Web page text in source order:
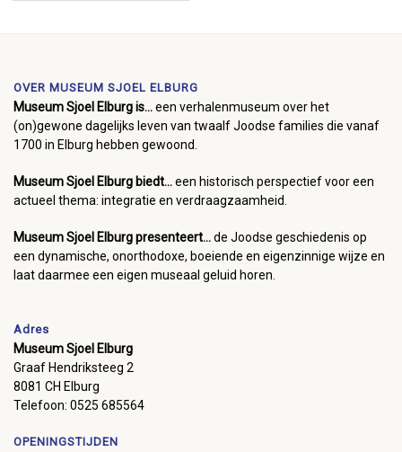
OVER MUSEUM SJOEL ELBURG
Museum Sjoel Elburg is...een verhalenmuseum over het
(on)gewone dagelijks leven van twaalf Joodse families die vanaf
1700 in Elburg hebben gewoond.
Museum Sjoel Elburg biedt...een historisch perspectief voor een
actueel thema: integratie en verdraagzaamheid.
Museum Sjoel Elburg presenteert...de Joodse geschiedenis op
een dynamische, onorthodoxe, boeiende en eigenzinnige wijze en
laat daarmee een eigen museaal geluid horen.
Adres
Museum Sjoel Elburg
Graaf Hendriksteeg 2
8081 CH Elburg
Telefoon: 0525 685564
OPENINGSTIJDEN